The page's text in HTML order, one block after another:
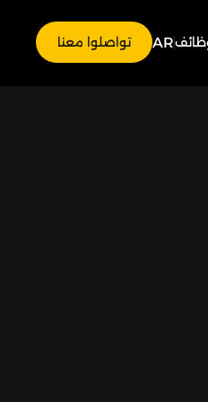
AR تواصلوا معنا